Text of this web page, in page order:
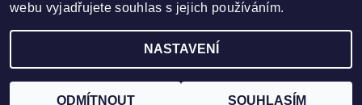
Vytvořil Shoptet
webu vyjadřujete souhlas s jejich používáním.
NASTAVENÍ
ODMÍTNOUT SOUHLASÍM